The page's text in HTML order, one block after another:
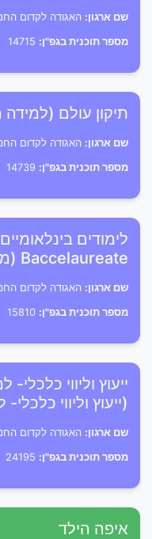
שם ארגון: האגודה לקדום
מספר תוכנית בגפ"ן:
תיקון עולם
שם ארגון: האגודה לקדום
מספר תוכנית בגפ"ן:
Baccelaureate (מסלול בגרות IB)
שם ארגון: האגודה לקדום
מספר תוכנית בגפ"ן:
ייעוץ וליווי
(ייעוץ וליווי
שם ארגון: האגודה לקדום
מספר תוכנית בגפ"ן:
איפה הילד